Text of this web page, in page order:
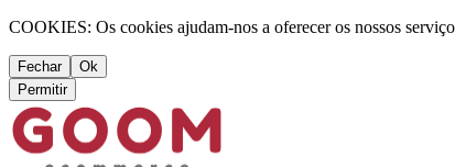
COOKIES: Os cookies ajudam-nos a oferecer os nossos
Fechar
Ok
Permitir